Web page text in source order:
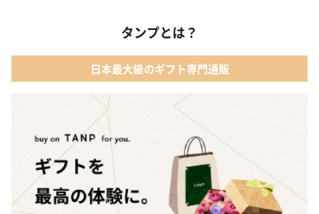
04 ファッション小物
05 入浴剤・バスケア
02 【名入れギフト】フラワーティントリップ［日本限定ピンクゴ
03 ショコラフレナチュール
04 ＜クランチチョコレート＞ダーク＆ミルク＆キャラメル＆ホワ
イト 60g
05 葉山のショコラ・カロ＜4個入＞
タンプとは？
日本最大級のギフト専門通販